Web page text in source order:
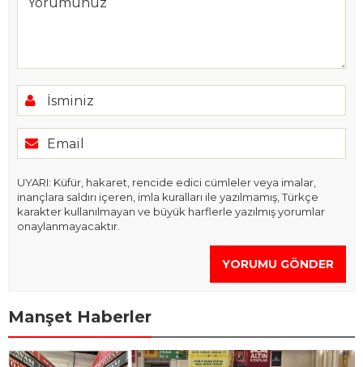
UYARI: Küfür, hakaret, rencide edici cümleler veya imalar,
inançlara saldırı içeren, imla kuralları ile yazılmamış, Türkçe
karakter kullanılmayan ve büyük harflerle yazılmış yorumlar
onaylanmayacaktır.
YORUMU GÖNDER
Manşet Haberler